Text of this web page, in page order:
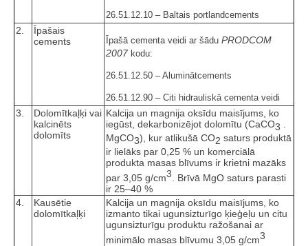
26.51.12.10 – Baltais portlandcements
2.
Īpašais
cements
Īpašā cementa veidi ar šādu PRODCOM
2007 kodu:
26.51.12.50 – Aluminātcements
26.51.12.90 – Citi hidrauliskā cementa veidi
3.
Dolomītkaļķi vai
kalcinēts
dolomīts
Kalcija un magnija oksīdu maisījums, ko
iegūst, dekarbonizējot dolomītu (CaCO3 .
MgCO3), kur atlikušā CO2 saturs produktā
ir lielāks par 0,25 % un komerciālā
produkta masas blīvums ir krietni mazāks
par 3,05 g/cm3 . Brīvā MgO saturs parasti
ir 25–40 %
4.
Kausētie
dolomītkaļķi
Kalcija un magnija oksīdu maisījums, ko
izmanto tikai ugunsizturīgo ķieģeļu un citu
ugunsizturīgu produktu ražošanai ar
minimālo masas blīvumu 3,05 g/cm3